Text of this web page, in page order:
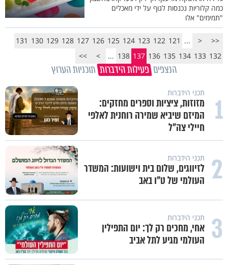
כמה קלוריות נכנסות לגוף על ידי מאכלים
"תמימים" אלו
<<
<
...
121
122
123
124
125
126
127
128
129
130
131
132
133
134
135
136
137
138
...
>
>>
הנצפים פעילות הידברות תוכניות הערוץ
1 תכני הידברות
מזוזות, ציציות וספרים מחזקים:
המיזם שיביא שמירה רוחנית לאלפי
חיילי צה"ל
2 תכני הידברות
לזיווגים, שלום בית וישועות: המשדר
העולמי של ט"ו באב
3 תכני הידברות
אחי, מחכים רק לך: יום התפילין
העולמי מגיע לתל אביב